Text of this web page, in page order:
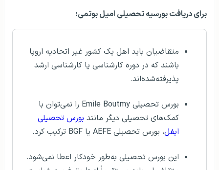
برای دریافت بورسیه تحصیلی امیل بوتمی:
متقاضیان باید اهل یک کشور غیر اتحادیه اروپا
باشند که در دوره کارشناسی یا کارشناسی ارشد
پذیرفته‌شده‌اند.
بورس تحصیلی Emile Boutmy را نمی‌توان با
کمک‌های تحصیلی دیگر مانند بورس تحصیلی
ایفل، بورس تحصیلی AEFE یا BGF ترکیب کرد.
این بورس تحصیلی به‌طور خودکار اعطا نمی‌شود.